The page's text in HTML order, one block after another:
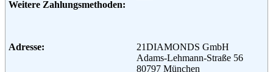
Email:
service@plus.de
Soziale Kanäle:
Weitere Zahlungsmethoden:
Adresse:
21DIAMONDS GmbH
Adams-Lehmann-Straße 56
80797 München